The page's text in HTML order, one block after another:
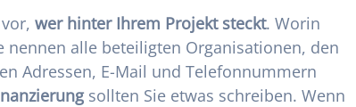
wer hinter Ihrem Projekt steckt. Worin
nennen alle beteiligten Organisationen, den
Adressen, E-Mail und Telefonnummern
sollten Sie etwas schreiben. Wenn